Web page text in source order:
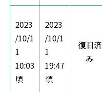
2023
/10/1
1
10:03
頃
2023
/10/1
1
19:47
頃
復旧済
み